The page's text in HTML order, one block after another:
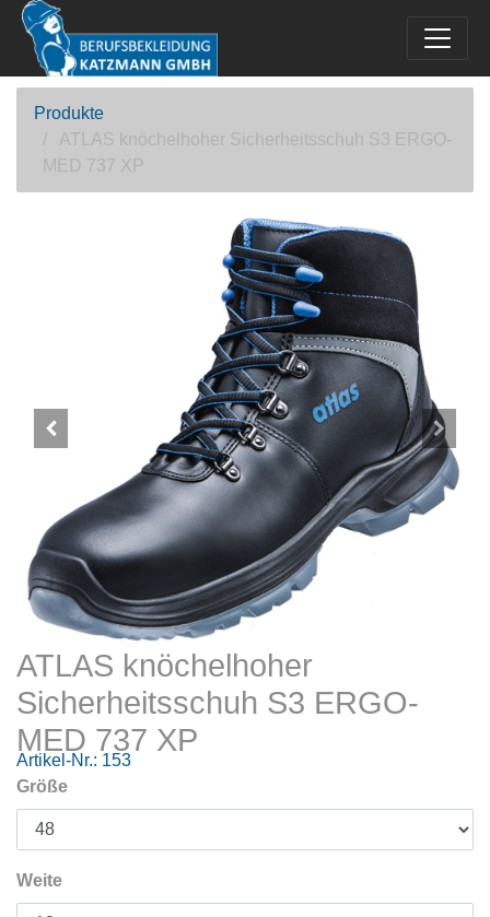
Produkte
ATLAS knöchelhoher Sicherheitsschuh S3 ERGO-
MED 737 XP
ATLAS knöchelhoher
Sicherheitsschuh S3 ERGO-
MED 737 XP
Artikel-Nr.: 153
Größe
Weite